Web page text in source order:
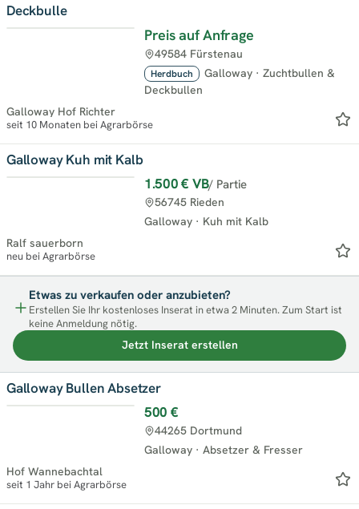
Deckbulle
Preis auf Anfrage
Herdbuch Galloway · Zuchtbullen &
Deckbullen
49584 Fürstenau
Galloway Hof Richter
seit 10 Monaten bei Agrarbörse
Galloway Kuh mit Kalb
1.500 € VB/ Partie
Galloway · Kuh mit Kalb
56745 Rieden
Ralf sauerborn
neu bei Agrarbörse
Etwas zu verkaufen oder anzubieten?
Erstellen Sie Ihr kostenloses Inserat in etwa 2 Minuten. Zum Start ist
keine Anmeldung nötig.
Jetzt Inserat erstellen
Galloway Bullen Absetzer
500 €
Galloway · Absetzer & Fresser
44265 Dortmund
Hof Wannebachtal
seit 1 Jahr bei Agrarbörse